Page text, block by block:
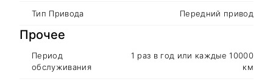
Тип Привода Передний привод
Прочее
Период
обслуживания
1 раз в год или каждые 10000
км